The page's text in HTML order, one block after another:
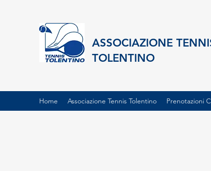
ASSOCIAZIONE
TOLENTINO
Home Associazione Tennis Tolentino Prenotazioni